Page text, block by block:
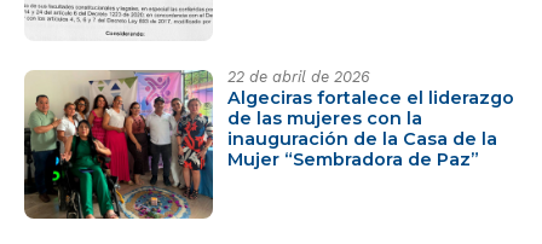
22 de abril de 2026
Algeciras fortalece el liderazgo
de las mujeres con la
inauguración de la Casa de la
Mujer “Sembradora de Paz”